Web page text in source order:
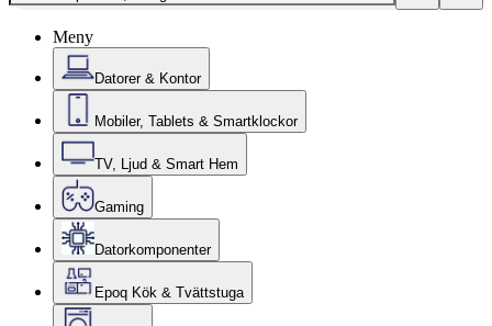
Meny
Datorer & Kontor
Mobiler, Tablets & Smartklockor
TV, Ljud & Smart Hem
Gaming
Datorkomponenter
Epoq Kök & Tvättstuga